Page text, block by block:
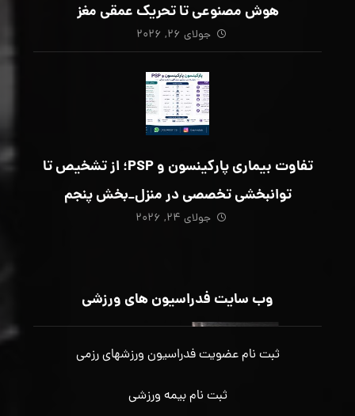
هوش مصنوعی تا تحریک عمقی مغز
جولای ۲۶, ۲۰۲۶
تفاوت بیماری پارکینسون و PSP؛ از تشخیص تا
توانبخشی تخصصی در منزل_بخش پنجم
جولای ۲۴, ۲۰۲۶
وب سایت فدراسیون های ورزشی
ثبت نام عضویت فدراسیون ورزشهای رزمی
ثبت نام بیمه ورزشی